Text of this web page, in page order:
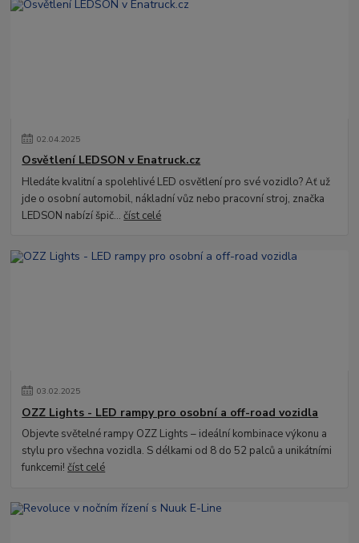
02.04.2025
Osvětlení LEDSON v Enatruck.cz
Hledáte kvalitní a spolehlivé LED osvětlení pro své vozidlo? Ať už
jde o osobní automobil, nákladní vůz nebo pracovní stroj, značka
LEDSON nabízí špič...číst celé
03.02.2025
OZZ Lights - LED rampy pro osobní a off-road vozidla
Objevte světelné rampy OZZ Lights – ideální kombinace výkonu a
stylu pro všechna vozidla. S délkami od 8 do 52 palců a unikátními
funkcemi!číst celé